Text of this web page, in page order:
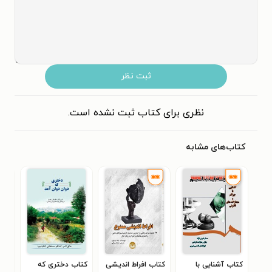
ثبت نظر
نظری برای کتاب ثبت نشده است.
کتاب‌های مشابه
کتاب آشنایی با
کتاب افراط اندیشی
کتاب دختری که